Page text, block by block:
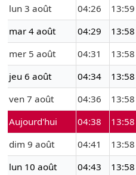
lun 3 août 04:26 13:59
mar 4 août
04:29 13:58
mer 5 août
04:31 13:58
jeu 6 août
04:34 13:58
ven 7 août
04:36 13:58
Aujourd'hui
04:38 13:58
dim 9 août
04:41 13:58
lun 10 août
04:43 13:58